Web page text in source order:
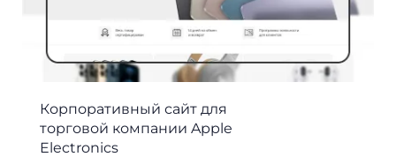
Корпоративный сайт для
торговой компании Apple
Electronics